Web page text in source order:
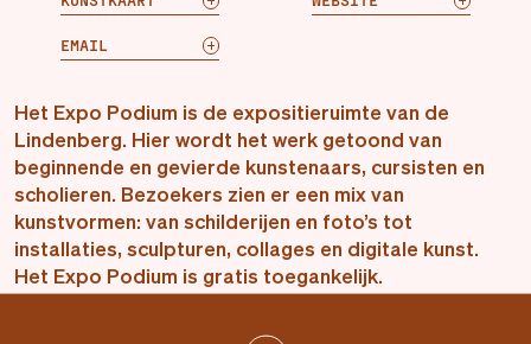
EMAIL
Het Expo Podium is de expositieruimte van de
Lindenberg. Hier wordt het werk getoond van
beginnende en gevierde kunstenaars, cursisten en
scholieren. Bezoekers zien er een mix van
kunstvormen: van schilderijen en foto’s tot
installaties, sculpturen, collages en digitale kunst.
Het Expo Podium is gratis toegankelijk.